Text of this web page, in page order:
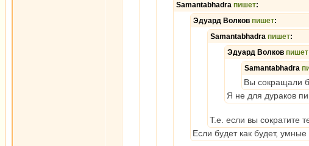
Samantabhadra пишет:
Эдуард Волков пишет:
Samantabhadra пишет:
Эдуард Волков пишет
Samantabhadra
Вы сокращали
Я не для дураков
Т.е. если вы сократите
Если будет как будет, умные